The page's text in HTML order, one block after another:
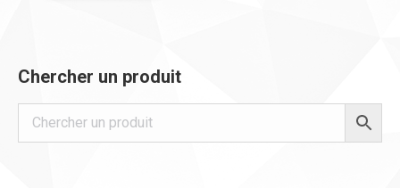
Chercher un produit